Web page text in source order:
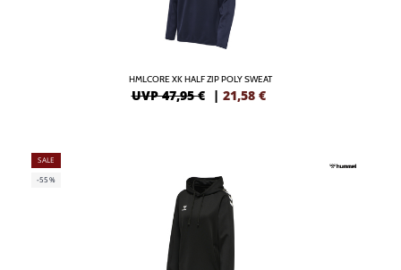
HMLCORE XK HALF ZIP POLY SWEAT
UVP 47,95 € | 21,58 €
SALE
-55%